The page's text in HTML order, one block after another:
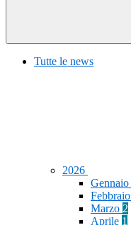
Tutte le news
2026
Gennaio
Febbraio
Marzo 2
Aprile 1